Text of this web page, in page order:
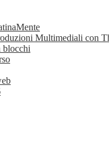
Multimediali con
blocchi